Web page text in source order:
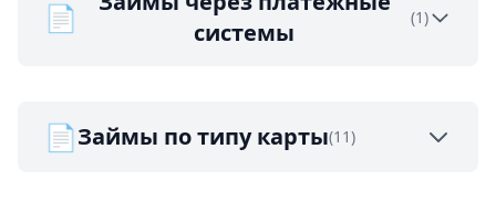
📄
системы
(1)
📄Займы по типу карты(11)